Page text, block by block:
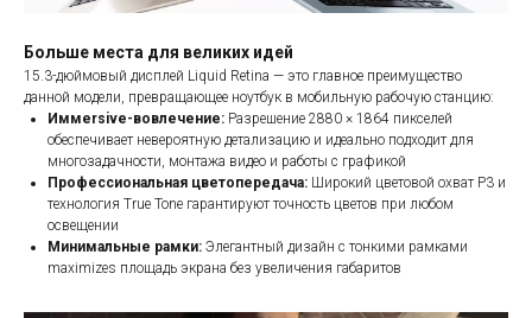
Больше места для великих идей
15.3-дюймовый дисплей Liquid Retina — это главное преимущество
данной модели, превращающее ноутбук в мобильную рабочую станцию:
Иммersive-вовлечение: Разрешение 2880 × 1864 пикселей
обеспечивает невероятную детализацию и идеально подходит для
многозадачности, монтажа видео и работы с графикой
Профессиональная цветопередача: Широкий цветовой охват P3 и
технология True Tone гарантируют точность цветов при любом
освещении
Минимальные рамки: Элегантный дизайн с тонкими рамками
maximizes площадь экрана без увеличения габаритов